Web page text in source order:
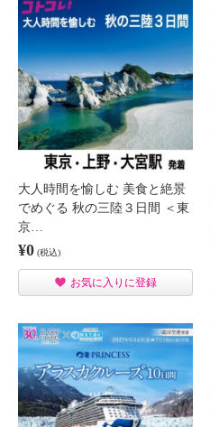
大人時間を愉しむ 美食と絶景
でめぐる 秋の三陸３日間 ＜東
京…
¥0 (税込)
お気に入りに登録